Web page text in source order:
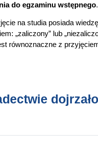
do egzaminu wstępnego.
na studia posiada
„zaliczony” lub
równoznaczne z